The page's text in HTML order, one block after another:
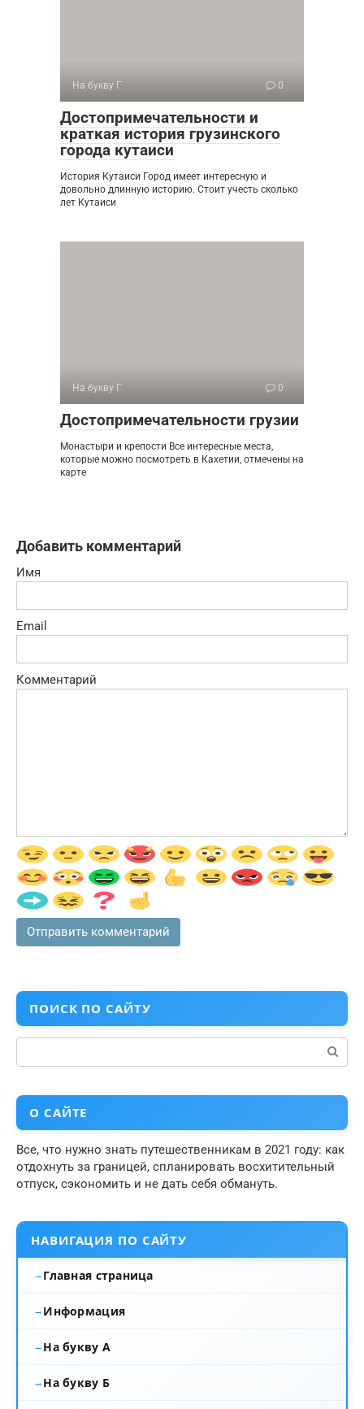
На букву Г 0
Достопримечательности и
краткая история грузинского
города кутаиси
История Кутаиси Город имеет интересную и
довольно длинную историю. Стоит учесть сколько
лет Кутаиси
На букву Г 0
Достопримечательности грузии
Монастыри и крепости Все интересные места,
которые можно посмотреть в Кахетии, отмечены на
карте
Добавить комментарий
Имя
Email
Комментарий
ПОИСК ПО САЙТУ
Поиск:
О САЙТЕ
Все, что нужно знать путешественникам в 2021 году: как
отдохнуть за границей, спланировать восхитительный
отпуск, сэкономить и не дать себя обмануть.
НАВИГАЦИЯ ПО САЙТУ
Главная страница
Информация
На букву А
На букву Б